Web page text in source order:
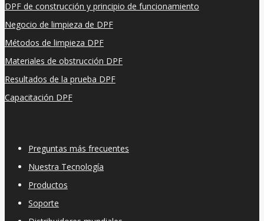
DPF de construcción y principio de funcionamiento
Negocio de limpieza de DPF
Métodos de limpieza DPF
Materiales de obstrucción DPF
Resultados de la prueba DPF
Capacitación DPF
Preguntas más frecuentes
Nuestra Tecnología
Productos
Soporte